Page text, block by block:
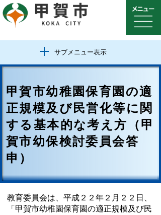
サブメニュー表示
甲賀市幼稚園保育園の適
正規模及び民営化等に関
する基本的な考え方（甲
賀市幼保検討委員会答
申）
教育委員会は、平成２２年２月２２日、
「甲賀市幼稚園保育園の適正規模及び民